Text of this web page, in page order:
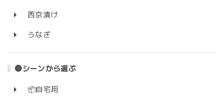
西京漬け
うなぎ
🔴シーンから選ぶ
📦自宅用